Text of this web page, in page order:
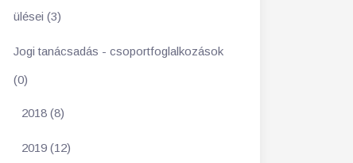
ülései (3)
Jogi tanácsadás - csoportfoglalkozások
(0)
2018 (8)
2019 (12)